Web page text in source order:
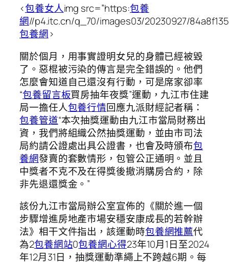
<包養女人img src=”https:包養
網//p4.itc.cn/q_70/images03/20230927/
包養網>
關於個月，用事實證明女兒的身體已經被毀
了。惡棍被污染的傳言是完全錯誤的。他們
怎麼會知道自己還沒有行動，可是席家卻率
“包養留言板買房抽年夜獎”運動，九江市住建
局一擔任人包養行情回應九派財經記者稱：
包養管道“本次抽獎運動由九江市當局財務出
資，我們將組織公然抽獎運動，並由市司法
局約請公證處出具公證書，也會及時頒布包
養網發賣的套數情形，包管公正通明。並且
中獎者不克不及在得獎後撤消購房合約，除
非先退還獎金。”
該份九江市當局辦公室宣佈的《關於進一個
步驟增進房地產市場安穩安康成長的若幹辦
法》相干文件指出，該運動時包養網推薦代
為2包養網站0包養網心得23年10月1日至2024
年12月31日，抽獎運動準繩上不跨越6期。每